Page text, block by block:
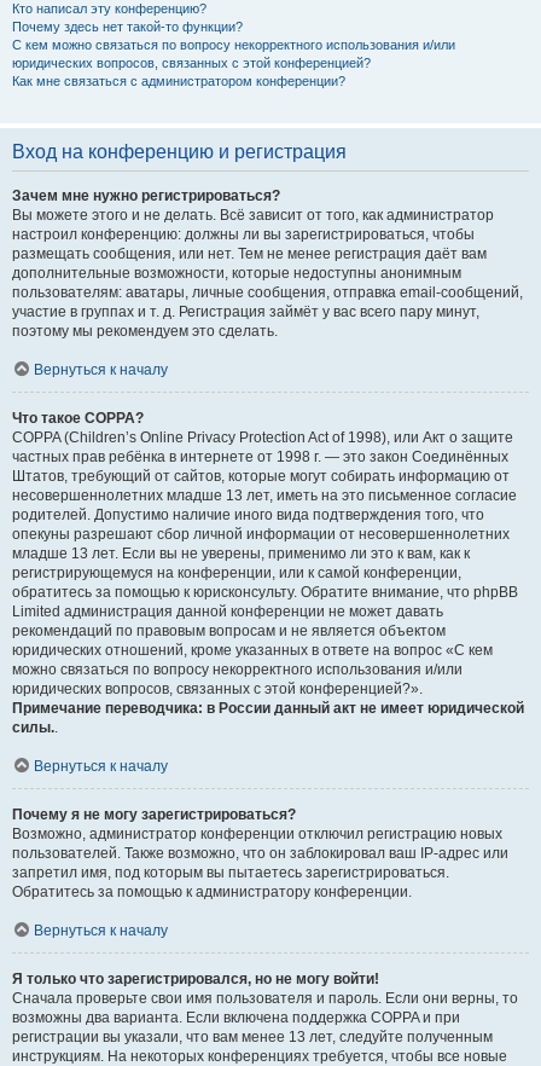
Кто написал эту конференцию?
Почему здесь нет такой-то функции?
С кем можно связаться по вопросу некорректного использования и/или
юридических вопросов, связанных с этой конференцией?
Как мне связаться с администратором конференции?
Вход на конференцию и регистрация
Зачем мне нужно регистрироваться?
Вы можете этого и не делать. Всё зависит от того, как администратор
настроил конференцию: должны ли вы зарегистрироваться, чтобы
размещать сообщения, или нет. Тем не менее регистрация даёт вам
дополнительные возможности, которые недоступны анонимным
пользователям: аватары, личные сообщения, отправка email-сообщений,
участие в группах и т. д. Регистрация займёт у вас всего пару минут,
поэтому мы рекомендуем это сделать.
Вернуться к началу
Что такое COPPA?
COPPA (Children’s Online Privacy Protection Act of 1998), или Акт о защите
частных прав ребёнка в интернете от 1998 г. — это закон Соединённых
Штатов, требующий от сайтов, которые могут собирать информацию от
несовершеннолетних младше 13 лет, иметь на это письменное согласие
родителей. Допустимо наличие иного вида подтверждения того, что
опекуны разрешают сбор личной информации от несовершеннолетних
младше 13 лет. Если вы не уверены, применимо ли это к вам, как к
регистрирующемуся на конференции, или к самой конференции,
обратитесь за помощью к юрисконсульту. Обратите внимание, что phpBB
Limited администрация данной конференции не может давать
рекомендаций по правовым вопросам и не является объектом
юридических отношений, кроме указанных в ответе на вопрос «С кем
можно связаться по вопросу некорректного использования и/или
юридических вопросов, связанных с этой конференцией?».
Примечание переводчика: в России данный акт не имеет юридической
силы..
Вернуться к началу
Почему я не могу зарегистрироваться?
Возможно, администратор конференции отключил регистрацию новых
пользователей. Также возможно, что он заблокировал ваш IP-адрес или
запретил имя, под которым вы пытаетесь зарегистрироваться.
Обратитесь за помощью к администратору конференции.
Вернуться к началу
Я только что зарегистрировался, но не могу войти!
Сначала проверьте свои имя пользователя и пароль. Если они верны, то
возможны два варианта. Если включена поддержка COPPA и при
регистрации вы указали, что вам менее 13 лет, следуйте полученным
инструкциям. На некоторых конференциях требуется, чтобы все новые